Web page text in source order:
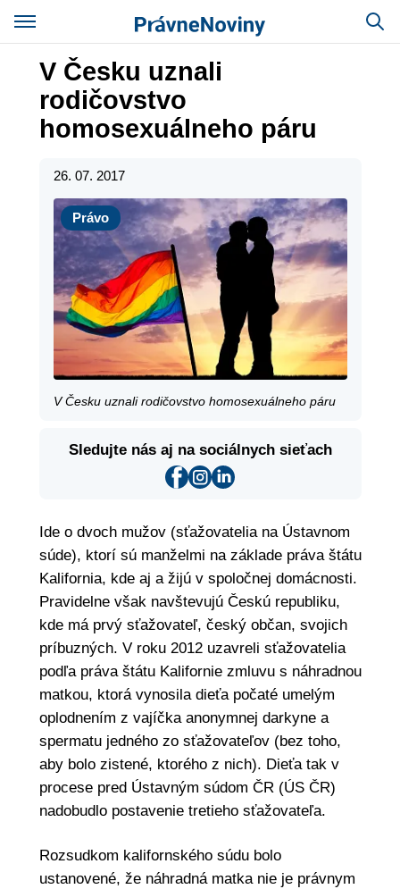
V Česku uznali
rodičovstvo
homosexuálneho páru
26. 07. 2017
Právo
Právo
V Česku uznali rodičovstvo homosexuálneho páru
Sledujte nás aj na sociálnych sieťach
Ide o dvoch mužov (sťažovatelia na Ústavnom
súde), ktorí sú manželmi na základe práva štátu
Kalifornia, kde aj a žijú v spoločnej domácnosti.
Pravidelne však navštevujú Českú republiku,
kde má prvý sťažovateľ, český občan, svojich
príbuzných. V roku 2012 uzavreli sťažovatelia
podľa práva štátu Kalifornie zmluvu s náhradnou
matkou, ktorá vynosila dieťa počaté umelým
oplodnením z vajíčka anonymnej darkyne a
spermatu jedného zo sťažovateľov (bez toho,
aby bolo zistené, ktorého z nich). Dieťa tak v
procese pred Ústavným súdom ČR (ÚS ČR)
nadobudlo postavenie tretieho sťažovateľa.
Rozsudkom kalifornského súdu bolo
ustanovené, že náhradná matka nie je právnym